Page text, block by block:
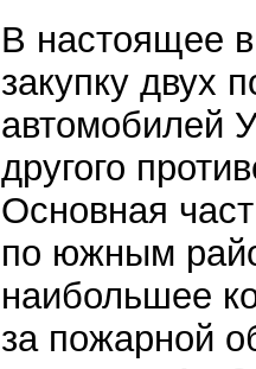
В настоящее
закупку двух
автомобилей
другого
Основная
по южным
наибольшее
за пожарной